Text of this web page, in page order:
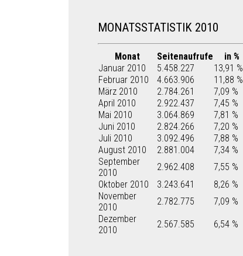
MONATSSTATISTIK 2010
Monat Seitenaufrufe in %
Januar 2010
5.458.227 13,91 %
Februar 2010
4.663.906 11,88 %
März 2010
2.784.261 7,09 %
April 2010
2.922.437 7,45 %
Mai 2010
3.064.869 7,81 %
Juni 2010
2.824.266 7,20 %
Juli 2010
3.092.496 7,88 %
August 2010
2.881.004 7,34 %
September
2010
2.962.408 7,55 %
Oktober 2010
3.243.641 8,26 %
November
2010
2.782.775 7,09 %
Dezember
2010
2.567.585 6,54 %